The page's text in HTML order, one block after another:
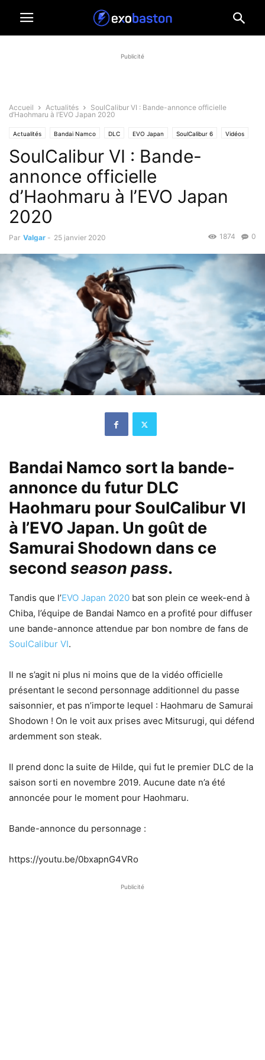
Publicité
Accueil Actualités
SoulCalibur VI : Bande-annonce officielle
d’Haohmaru à l’EVO Japan 2020
Actualités Bandai Namco DLC EVO Japan SoulCalibur 6 Vidéos
SoulCalibur VI : Bande-
annonce officielle
d’Haohmaru à l’EVO Japan
2020
Par Valgar - 25 janvier 2020 0
1874
Bandai Namco sort la bande-
annonce du futur DLC
Haohmaru pour SoulCalibur VI
à l’EVO Japan. Un goût de
Samurai Shodown dans ce
second season pass.
Tandis que l’EVO Japan 2020 bat son plein ce week-end à
Chiba, l’équipe de Bandai Namco en a profité pour diffuser
une bande-annonce attendue par bon nombre de fans de
SoulCalibur VI.
Il ne s’agit ni plus ni moins que de la vidéo officielle
présentant le second personnage additionnel du passe
saisonnier, et pas n’importe lequel : Haohmaru de Samurai
Shodown ! On le voit aux prises avec Mitsurugi, qui défend
ardemment son steak.
Il prend donc la suite de Hilde, qui fut le premier DLC de la
saison sorti en novembre 2019. Aucune date n’a été
annoncée pour le moment pour Haohmaru.
Bande-annonce du personnage :
https://youtu.be/0bxapnG4VRo
Publicité